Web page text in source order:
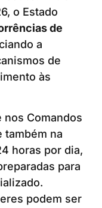
o Estado
de
a
de
às
nos Comandos
também na
horas por dia,
para
podem ser